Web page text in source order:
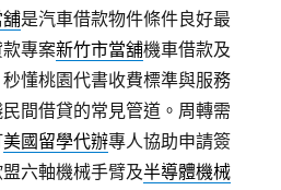
是汽車借款物件條件良好最
專案新竹市當舖機車借款及
懂桃園代書收費標準與服務
間借貸的常見管道。周轉需
美國留學代辦專人協助申請簽
六軸機械手臂及半導體機械